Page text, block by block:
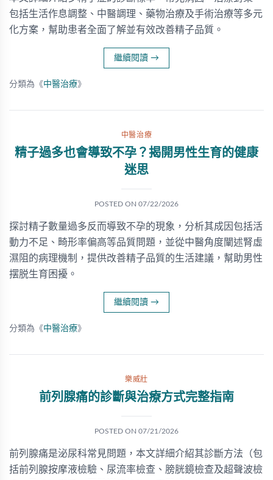
包括生活作息調整、中醫調理、藥物治療及手術治療等多元
化方案，幫助患者全面了解並有效改善精子品質。
繼續閱讀 →
分類為《中醫治療》
中醫治療
精子過多也會導致不孕？揭開男性生育的健康
迷思
POSTED ON 07/22/2026
探討精子數量過多反而導致不孕的現象，分析其成因包括活
動力不足、畸形率偏高等品質問題，並從中醫角度闡述腎虛
濕阻的病理機制，提供改善精子品質的生活建議，幫助男性
摆脱生育困擾。
繼續閱讀 →
分類為《中醫治療》
樂威壯
前列腺痛的診斷與治療方式完整指南
POSTED ON 07/21/2026
前列腺痛是泌尿科常見問題，本文詳細介紹其診斷方法（包
括前列腺按摩液檢驗、尿流率檢查、膀胱鏡檢查及超聲波檢